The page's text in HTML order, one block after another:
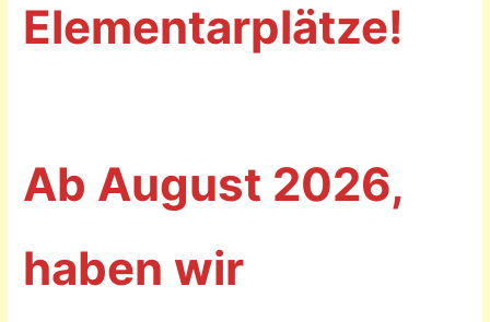
Elementarplätze!
Ab August 2026,
haben wir